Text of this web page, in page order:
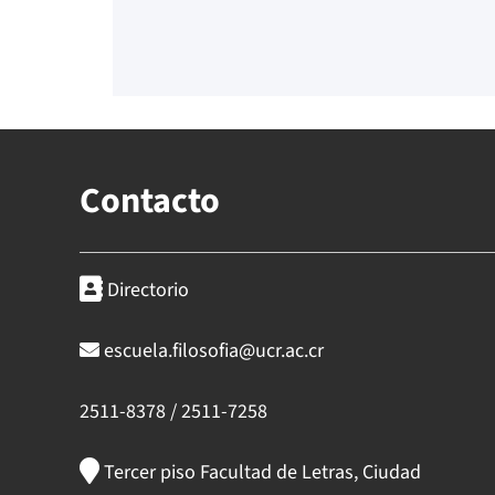
Contacto
Directorio
escuela.filosofia@ucr.ac.cr
2511-8378 / 2511-7258
Tercer piso Facultad de Letras, Ciudad